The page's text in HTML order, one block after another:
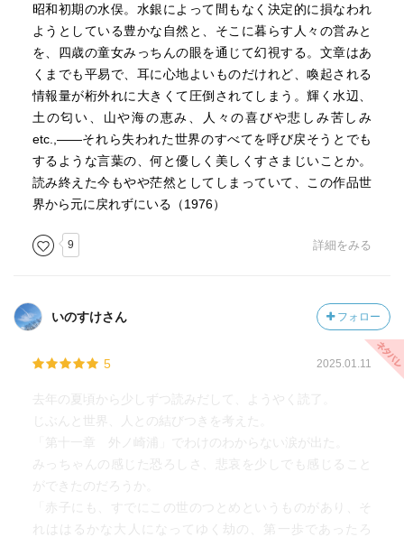
中上が書いたオリュウノオバやレイジョさんが、熊野だけ
でなく水俣にもいたのだ、と。
この発想は路地をブエノスアイレスなどに拡張した後期中
上のもので、読者としては過去・現在・未来に渡って根拠
その一例が石牟礼道子という作家。
人とは。村とは。都市とは。共同体とは。国とは。近代化
とは。交換とは。生死とは。
ゆっくり読んでいきたい。
■第一章 岬
■第三章 往還道
■第四章 十六女郎
■第六章 うつつ草紙
漁村の女たちは逞しく魚を獲り売りさばいていた。彼女た
ちの二世三世たちが水俣病にかかるのである。
日本窒素肥料株式会社というもんができ港ができ道路がで
き町ができる。
町が栄えると女郎屋ができる。貧しい家から売られたおな
ごどもが生き身で商売する店だ。
みっちゃんは女郎衆の姉さんたちの膝で髪を結ってもら
う。
おもかさまが町を彷徨えば、姉さんたちが家まで連れてき
てくれる。盲目の老狂女と風呂帰りで白粉と紅の匂いを漂
う。
そんな姉さんの一人、ぽんたと源氏名を付けられた十六歳
の娘が殺される。刺したのは十五歳の中学生だった。
て悋気の店からも葬式は出ない。みっちゃんの父の亀太郎
さんは解剖に立ち会い、ぽんたへの哀れを思って嘆く。
不知火の山や海には人以外のものの気配があった。
山には神様が、そして妖怪変化がいる。山の神様と海の神
様はその行き合う道で喧嘩をしている。村人たちはその気
配を感じながら暮らしている。一人遊びしている幼い子供
昭和初期の水俣。水銀によって間もなく決定的に損なわれ
ようとしている豊かな自然と、そこに暮らす人々の営みと
を、四歳の童女みっちんの眼を通じて幻視する。文章はあ
くまでも平易で、耳に心地よいものだけれど、喚起される
情報量が桁外れに大きくて圧倒されてしまう。輝く水辺、
土の匂い、山や海の恵み、人々の喜びや悲しみ苦しみ
etc.,――それら失われた世界のすべてを呼び戻そうとでも
するような言葉の、何と優しく美しくすさまじいことか。
読み終えた今もやや茫然としてしまっていて、この作品世
界から元に戻れずにいる（1976）
9 詳細をみる
いのすけさん フォロー
5 2025.01.11
去年の夏頃から少しずつ読みだして、ようやく読了。
じぶんと世界、人との結びつきを考えた。
「第十一章 外ノ崎浦」でわけのわからない涙が出た。
みっちゃんの感じた恐ろしさ、悲哀を少しでも感じること
ができたのだろうか。
「赤子にも、すでにこの世のつとめというものがあり、そ
れははるかな大人になってゆく劫の、第一歩であったろ